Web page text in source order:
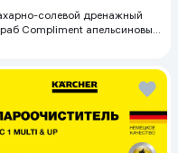
солевой дренажный
Compliment апельсиновый